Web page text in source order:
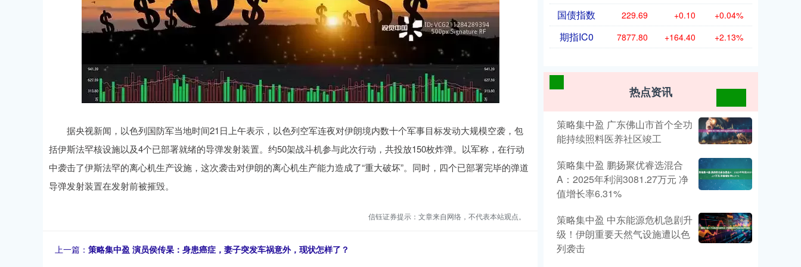
据央视新闻，以色列国防军当地时间21日上午表示，以色列空军连夜对伊朗境内数十个军事目标发动大规模空袭，包
括伊斯法罕核设施以及4个已部署就绪的导弹发射装置。约50架战斗机参与此次行动，共投放150枚炸弹。以军称，在行动
中袭击了伊斯法罕的离心机生产设施，这次袭击对伊朗的离心机生产能力造成了“重大破坏”。同时，四个已部署完毕的弹道
导弹发射装置在发射前被摧毁。
信钰证券提示：文章来自网络，不代表本站观点。
上一篇： 策略集中盈 演员侯传杲：身患癌症，妻子突发车祸意外，现状怎样了？
国债指数 229.69 +0.10 +0.04%
期指IC0 7877.80 +164.40 +2.13%
热点资讯
策略集中盈 广东佛山市首个全功
能持续照料医养社区竣工
策略集中盈 鹏扬聚优睿选混合
A：2025年利润3081.27万元 净
值增长率6.31%
策略集中盈 中东能源危机急剧升
级！伊朗重要天然气设施遭以色
列袭击